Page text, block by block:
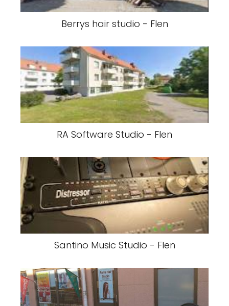
Berrys hair studio - Flen
RA Software Studio - Flen
Santino Music Studio - Flen